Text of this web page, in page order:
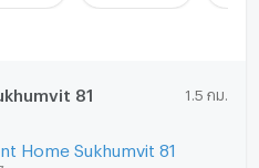
81 1.5 กม.
Home Sukhumvit 81